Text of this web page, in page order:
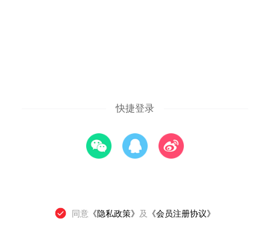
快捷登录
同意 《隐私政策》 及 《会员注册协议》